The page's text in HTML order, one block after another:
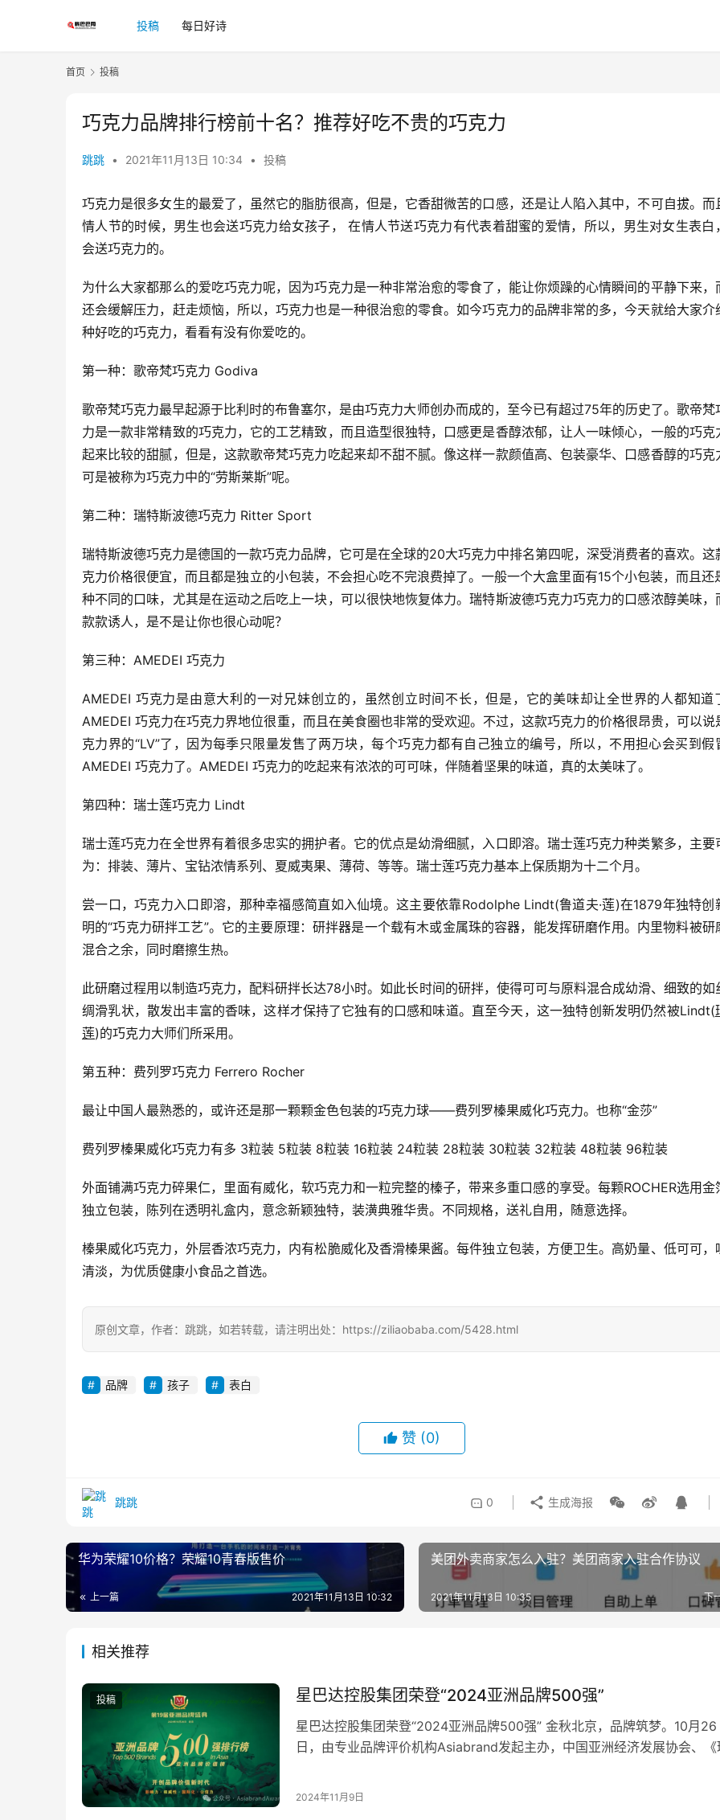
投稿 每日好诗
首页 投稿
巧克力品牌排行榜前十名？推荐好吃不贵的巧克力
跳跳 • 2021年11月13日 10:34 • 投稿
巧克力是很多女生的最爱了，虽然它的脂肪很高，但是，它香甜微苦的口感，还是让人陷入其中，不可自拔。而
情人节的时候，男生也会送巧克力给女孩子， 在情人节送巧克力有代表着甜蜜的爱情，所以，男生对女生表白
会送巧克力的。
为什么大家都那么的爱吃巧克力呢，因为巧克力是一种非常治愈的零食了，能让你烦躁的心情瞬间的平静下来，
还会缓解压力，赶走烦恼，所以，巧克力也是一种很治愈的零食。如今巧克力的品牌非常的多，今天就给大家介
种好吃的巧克力，看看有没有你爱吃的。
第一种：歌帝梵巧克力 Godiva
歌帝梵巧克力最早起源于比利时的布鲁塞尔，是由巧克力大师创办而成的，至今已有超过75年的历史了。歌帝梵
力是一款非常精致的巧克力，它的工艺精致，而且造型很独特，口感更是香醇浓郁，让人一味倾心，一般的巧克
起来比较的甜腻，但是，这款歌帝梵巧克力吃起来却不甜不腻。像这样一款颜值高、包装豪华、口感香醇的巧克
可是被称为巧克力中的“劳斯莱斯”呢。
第二种：瑞特斯波德巧克力 Ritter Sport
瑞特斯波德巧克力是德国的一款巧克力品牌，它可是在全球的20大巧克力中排名第四呢，深受消费者的喜欢。这
克力价格很便宜，而且都是独立的小包装，不会担心吃不完浪费掉了。一般一个大盒里面有15个小包装，而且还
种不同的口味，尤其是在运动之后吃上一块，可以很快地恢复体力。瑞特斯波德巧克力巧克力的口感浓醇美味，
款款诱人，是不是让你也很心动呢？
第三种：AMEDEI 巧克力
AMEDEI 巧克力是由意大利的一对兄妹创立的，虽然创立时间不长，但是，它的美味却让全世界的人都知道
AMEDEI 巧克力在巧克力界地位很重，而且在美食圈也非常的受欢迎。不过，这款巧克力的价格很昂贵，可以说
克力界的“LV”了，因为每季只限量发售了两万块，每个巧克力都有自己独立的编号，所以，不用担心会买到假
AMEDEI 巧克力了。AMEDEI 巧克力的吃起来有浓浓的可可味，伴随着坚果的味道，真的太美味了。
第四种：瑞士莲巧克力 Lindt
瑞士莲巧克力在全世界有着很多忠实的拥护者。它的优点是幼滑细腻，入口即溶。瑞士莲巧克力种类繁多，主要
为：排装、薄片、宝钻浓情系列、夏威夷果、薄荷、等等。瑞士莲巧克力基本上保质期为十二个月。
尝一口，巧克力入口即溶，那种幸福感简直如入仙境。这主要依靠Rodolphe Lindt(鲁道夫·莲)在1879年独特创
明的“巧克力研拌工艺”。它的主要原理：研拌器是一个载有木或金属珠的容器，能发挥研磨作用。内里物料被研
混合之余，同时磨擦生热。
此研磨过程用以制造巧克力，配料研拌长达78小时。如此长时间的研拌，使得可可与原料混合成幼滑、细致的如
绸滑乳状，散发出丰富的香味，这样才保持了它独有的口感和味道。直至今天，这一独特创新发明仍然被Lindt(
莲)的巧克力大师们所采用。
第五种：费列罗巧克力 Ferrero Rocher
最让中国人最熟悉的，或许还是那一颗颗金色包装的巧克力球——费列罗榛果威化巧克力。也称“金莎”
费列罗榛果威化巧克力有多 3粒装 5粒装 8粒装 16粒装 24粒装 28粒装 30粒装 32粒装 48粒装 96粒装
外面铺满巧克力碎果仁，里面有威化，软巧克力和一粒完整的榛子，带来多重口感的享受。每颗ROCHER选用金
独立包装，陈列在透明礼盒内，意念新颖独特，装潢典雅华贵。不同规格，送礼自用，随意选择。
榛果威化巧克力，外层香浓巧克力，内有松脆威化及香滑榛果酱。每件独立包装，方便卫生。高奶量、低可可，
清淡，为优质健康小食品之首选。
原创文章，作者：跳跳，如若转载，请注明出处：https://ziliaobaba.com/5428.html
品牌 孩子 表白
赞 (0)
跳跳 0 生成海报
华为荣耀10价格？荣耀10青春版售价
上一篇 2021年11月13日 10:32
美团外卖商家怎么入驻？美团商家入驻合作协议
下
2021年11月13日 10:35
相关推荐
投稿 星巴达控股集团荣登“2024亚洲品牌500强”
星巴达控股集团荣登“2024亚洲品牌500强” 金秋北京，品牌筑梦。10月26
日，由专业品牌评价机构Asiabrand发起主办，中国亚洲经济发展协会、《
2024年11月9日